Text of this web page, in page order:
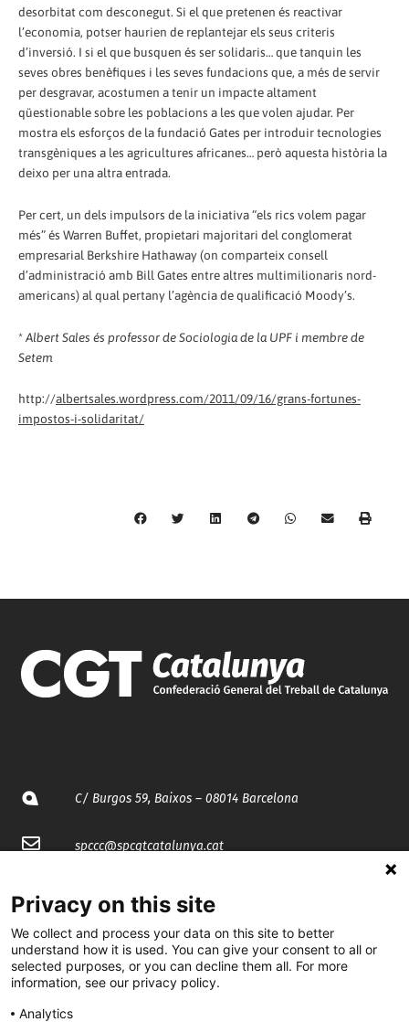
desorbitat com desconegut. Si el que pretenen és reactivar
l’economia, potser haurien de replantejar els seus criteris
d’inversió. I si el que busquen és ser solidaris… que tanquin les
seves obres benèfiques i les seves fundacions que, a més de servir
per desgravar, acostumen a tenir un impacte altament
qüestionable sobre les poblacions a les que volen ajudar. Per
mostra els esforços de la fundació Gates per introduir tecnologies
transgèniques a les agricultures africanes… però aquesta història la
deixo per una altra entrada.
Per cert, un dels impulsors de la iniciativa “els rics volem pagar
més” és Warren Buffet, propietari majoritari del conglomerat
empresarial Berkshire Hathaway (on comparteix consell
d’administració amb Bill Gates entre altres multimilionaris nord-
americans) al qual pertany l’agència de qualificació Moody’s.
*Albert Sales és professor de Sociologia de la UPF i membre de
Setem
http://albertsales.wordpress.com/2011/09/16/grans-fortunes-
impostos-i-solidaritat/
C/ Burgos 59, Baixos – 08014 Barcelona
spccc@spcgtcatalunya.cat
@CGTCatalunya
cgtcatalunya
CGTCatalunya
Privacy on this site
We collect and process your data on this site to better
understand how it is used. You can give your consent to all or
selected purposes, or you can decline them all. For more
information, see our privacy policy.
Analytics